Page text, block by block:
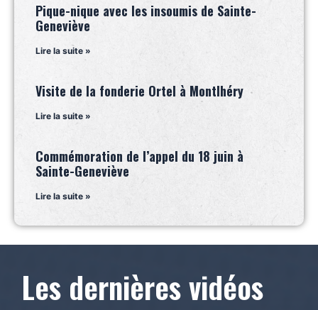
Pique-nique avec les insoumis de Sainte-
Geneviève
Lire la suite »
Visite de la fonderie Ortel à Montlhéry
Lire la suite »
Commémoration de l’appel du 18 juin à
Sainte-Geneviève
Lire la suite »
Les dernières vidéos